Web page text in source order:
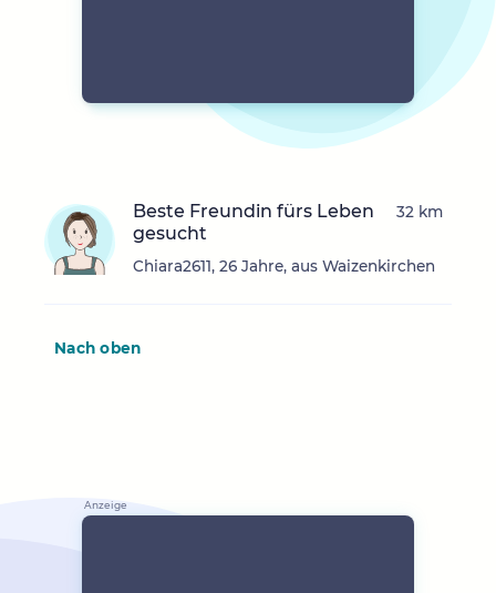
Beste Freundin fürs Leben
gesucht
Chiara2611, 26 Jahre, aus Waizenkirchen
32 km
Nach oben